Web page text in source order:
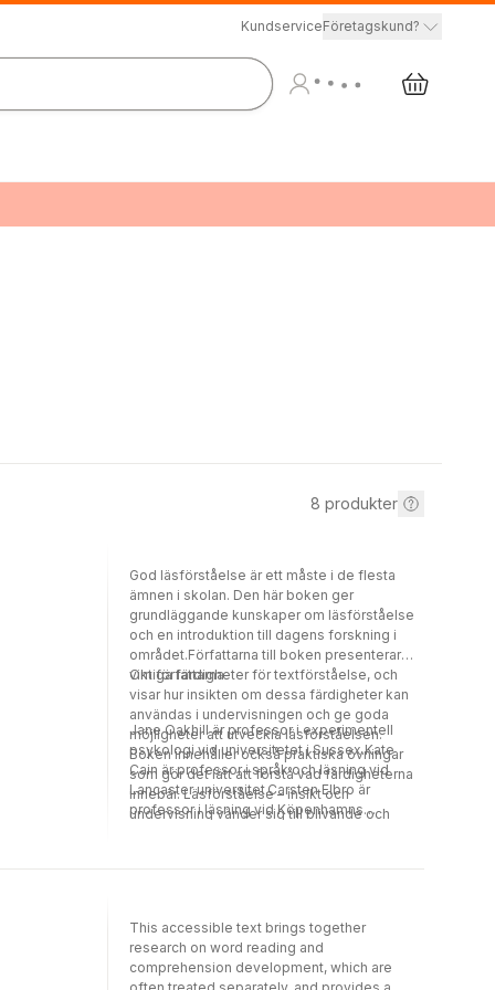
KundserviceFöretagskund?
8 produkter
God läsförståelse är ett måste i de flesta
ämnen i skolan. Den här boken ger
grundläggande kunskaper om läsförståelse
och en introduktion till dagens forskning i
området.Författarna till boken presenterar
viktiga färdigheter för textförståelse, och
visar hur insikten om dessa färdigheter kan
användas i undervisningen och ge goda
möjligheter att utveckla läsförståelsen.
Boken innehåller också praktiska övningar
som gör det lätt att förstå vad färdigheterna
innebär. Läsförståelse – insikt och
undervisning vänder sig till blivande och
Om författarna
Jane Oakhill är professor i experimentell
psykologi vid universitetet i Sussex.Kate
Cain är professor i språk och läsning vid
Lancaster universitet.Carsten Elbro är
professor i läsning vid Köpenhamns
This accessible text brings together
research on word reading and
comprehension development, which are